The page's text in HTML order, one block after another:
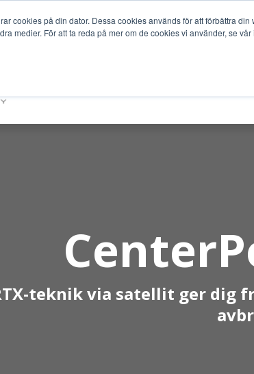
cookies på din dator. Dessa cookies används för att förbättra
medier. För att ta reda på mer om de cookies vi använder, se vår
teknik via satellit ger dig